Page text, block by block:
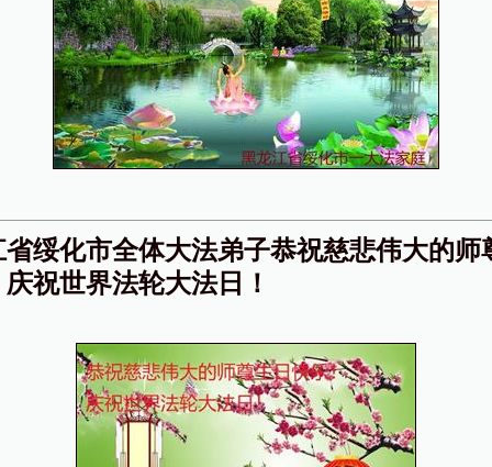
绥化市全体大法弟子恭祝慈悲伟大的师
祝世界法轮大法日！